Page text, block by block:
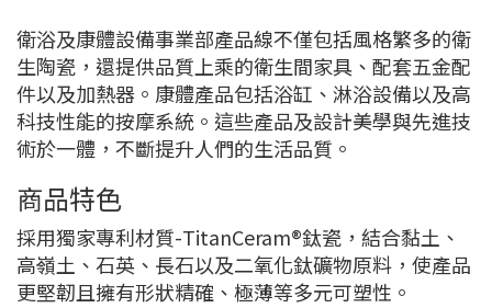
衛浴及康體設備事業部產品線不僅包括風格繁多的衛
生陶瓷，還提供品質上乘的衛生間家具、配套五金配
件以及加熱器。康體產品包括浴缸、淋浴設備以及高
科技性能的按摩系統。這些產品及設計美學與先進技
術於一體，不斷提升人們的生活品質。
商品特色
採用獨家專利材質-TitanCeram®鈦瓷，結合黏土、
高嶺土、石英、長石以及二氧化鈦礦物原料，使產品
更堅韌且擁有形狀精確、極薄等多元可塑性。